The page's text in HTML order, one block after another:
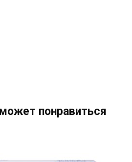
понравиться